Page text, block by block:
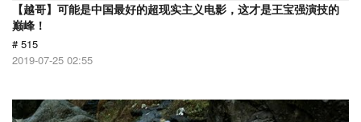
【越哥】可能是中国最好的超现实主义电影，这才是王宝强演技的
巅峰！
# 515
2019-07-25 02:55